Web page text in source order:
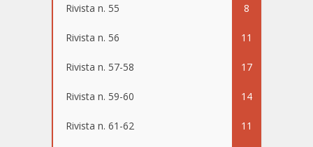
Rivista n. 55 8
Rivista n. 56 11
Rivista n. 57-58 17
Rivista n. 59-60 14
Rivista n. 61-62 11